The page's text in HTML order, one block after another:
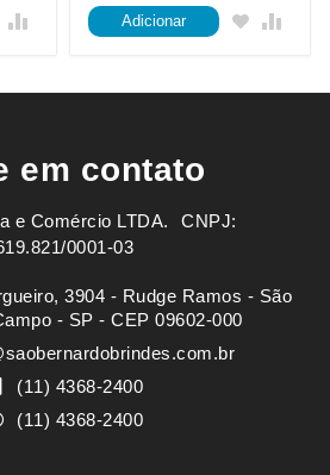
Adicionar
em contato
Comércio LTDA. ㅤㅤㅤ CNPJ:
0001-03
3904 - Rudge Ramos - São
- SP - CEP 09602-000
(11) 4368-2400
(11) 4368-2400